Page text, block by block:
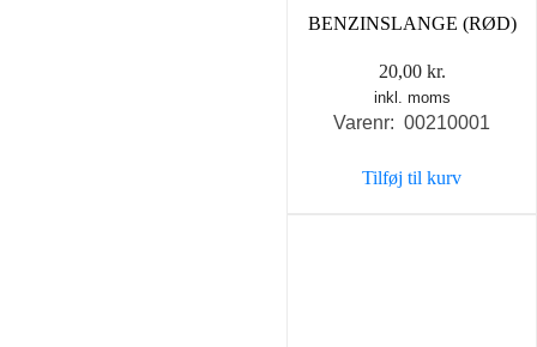
BENZINSLANGE (RØD)
20,00 kr.
inkl. moms
Varenr: 00210001
Tilføj til kurv